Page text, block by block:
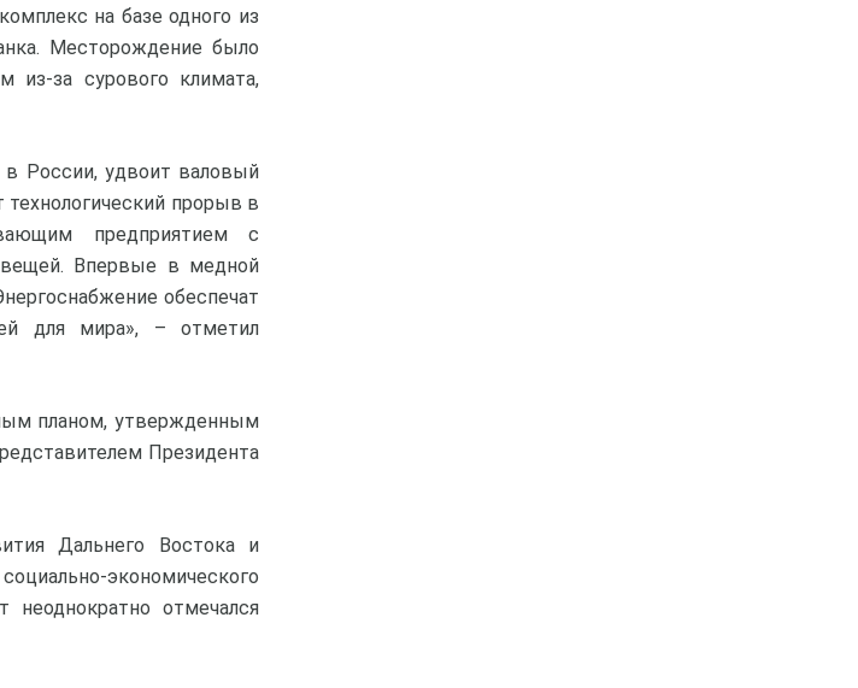
на базе одного из
Месторождение было
из-за сурового климата,
в России, удвоит валовый
технологический прорыв в
предприятием с
вещей. Впервые в медной
обеспечат
для мира», – отметил
планом, утвержденным
Президента
Дальнего Востока и
экономического
неоднократно отмечался